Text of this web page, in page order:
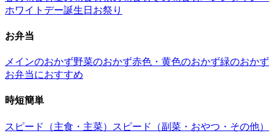
ホワイトデー誕生日 お祭り
お弁当
メインのおかず野菜のおかず赤色・黄色のおかず緑のおかず
お弁当におすすめ
時短簡単
スピード（主食・主菜）
スピード（副菜・おやつ・その他）